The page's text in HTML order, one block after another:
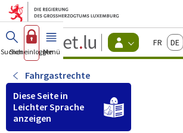
Zum Hauptmenü
Zum Inhalt
Guichet.lu
Changer
d'espace
Menu
actif
Français
Suchen
Sich einloggen
Menü Haupt-
Fahrgastrechte
Diese Seite in
Leichter Sprache
anzeigen